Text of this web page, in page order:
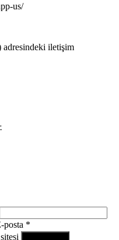
us/
iletişim
posta *